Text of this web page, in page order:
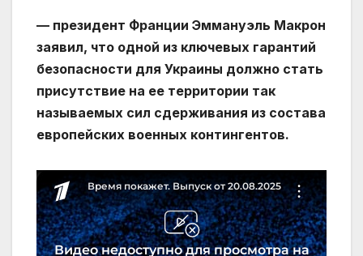
— президент Франции Эммануэль Макрон
заявил, что одной из ключевых гарантий
безопасности для Украины должно стать
присутствие на ее территории так
называемых сил сдерживания из состава
европейских военных контингентов.